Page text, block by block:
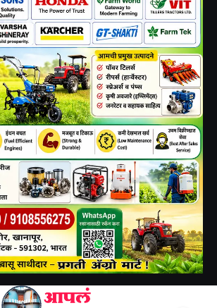
>पाच राज्यामधील एक्झिट पोल अंदाज समोर! – ಐದು ರಾಜ್ಯಗಳಲ್ಲಿ ಎಕ್ಸಿಟ್ ಪೋಲ್ ಭವಿಷ್ಯ!